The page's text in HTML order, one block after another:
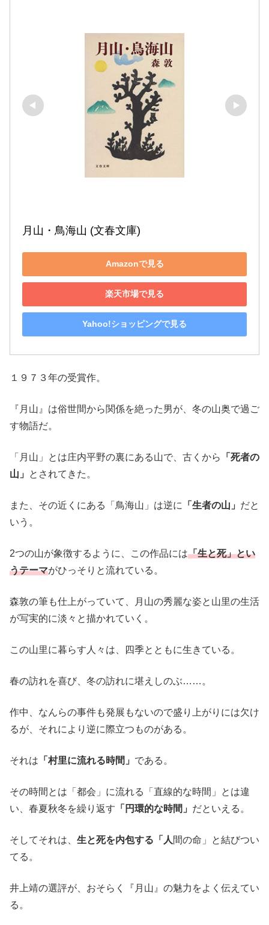
月山・鳥海山 (文春文庫)
Amazonで見る
楽天市場で見る
Yahoo!ショッピングで見る
１９７３年の受賞作。
『月山』は俗世間から関係を絶った男が、冬の山奥で過ご
す物語だ。
「月山」とは庄内平野の裏にある山で、古くから
「死者の
山」
とされてきた。
また、その近くにある「鳥海山」は逆に 「生者の山」 だと
いう。
2つの山が象徴するように、この作品には「生と死」とい
うテーマがひっそりと流れている。
森敦の筆も仕上がっていて、月山の秀麗な姿と山里の生活
が写実的に淡々と描かれていく。
この山里に暮らす人々は、四季とともに生きている。
春の訪れを喜び、冬の訪れに堪えしのぶ……。
作中、なんらの事件も発展もないので盛り上がりには欠け
るが、それにより逆に際立つものがある。
それは 「村里に流れる時間」 である。
その時間とは「都会」に流れる「直線的な時間」とは違
い、春夏秋冬を繰り返す 「円環的な時間」 だといえる。
そしてそれは、 生と死を内包する「人 間の命」と結びつい
てる。
井上靖の選評が、おそらく『月山』の魅力をよく伝えてい
る。